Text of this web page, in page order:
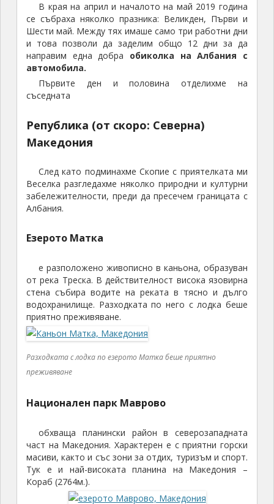
В края на април и началото на май 2019 година
се събраха няколко празника: Великден, Първи и
Шести май. Между тях имаше само три работни дни
и това позволи да заделим общо 12 дни за да
направим една добра обиколка на Албания с
автомобила.
Първите ден и половина отделихме на
съседната
Република (от скоро: Северна)
Македония
След като подминахме Скопие с приятелката ми
Веселка разгледахме няколко природни и културни
забележителности, преди да пресечем границата с
Албания.
Езерото Матка
е разположено живописно в каньона, образуван
от река Треска. В действителност висока язовирна
стена събира водите на реката в тясно и дълго
водохранилище. Разходката по него с лодка беше
приятно преживяване.
Разходката с лодка по езерото Матка беше приятно
преживяване
Национален парк Маврово
обхваща планински район в северозападната
част на Македония. Характерен е с приятни горски
масиви, както и със зони за отдих, туризъм и спорт.
Тук е и най-високата планина на Македония –
Кораб (2764м.).